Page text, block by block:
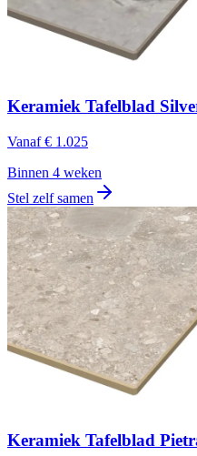
Keramiek Tafelblad
Vanaf € 1.025
Binnen 4 weken
Stel zelf samen
Keramiek Tafelblad